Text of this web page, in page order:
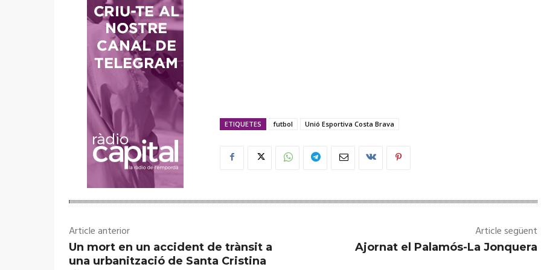
ETIQUETES futbol Unió Esportiva Costa Brava
Article anterior
Un mort en un accident de trànsit a
una urbanització de Santa Cristina
Article següent
Ajornat el Palamós-La Jonquera